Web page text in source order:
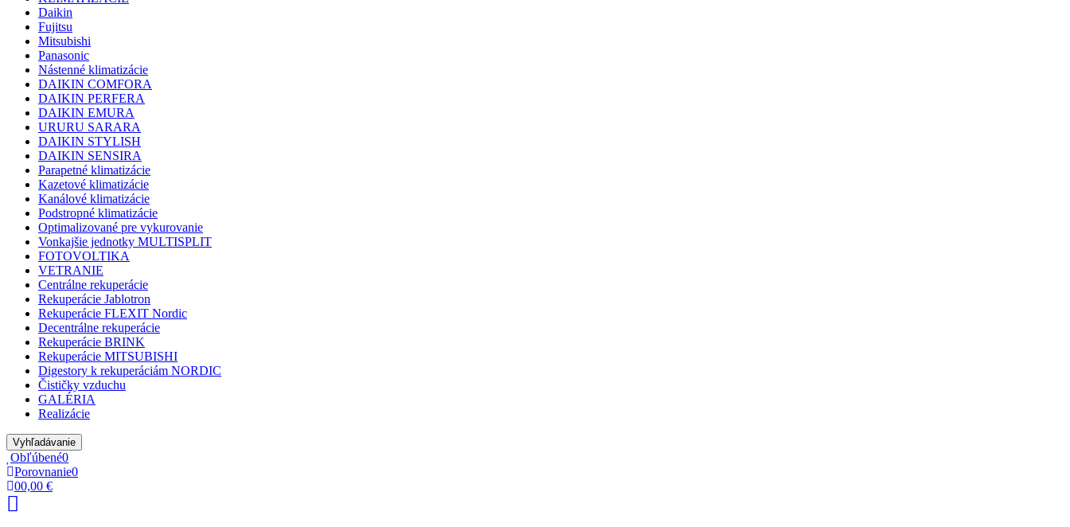
Daikin
Fujitsu
Mitsubishi
Panasonic
Nástenné klimatizácie
DAIKIN COMFORA
DAIKIN PERFERA
DAIKIN EMURA
URURU SARARA
DAIKIN STYLISH
DAIKIN SENSIRA
Parapetné klimatizácie
Kazetové klimatizácie
Kanálové klimatizácie
Podstropné klimatizácie
Optimalizované pre vykurovanie
Vonkajšie jednotky MULTISPLIT
FOTOVOLTIKA
VETRANIE
Centrálne rekuperácie
Rekuperácie Jablotron
Rekuperácie FLEXIT Nordic
Decentrálne rekuperácie
Rekuperácie BRINK
Rekuperácie MITSUBISHI
Digestory k rekuperáciám NORDIC
Čističky vzduchu
GALÉRIA
Realizácie
Vyhľadávanie
Obľúbené0
Porovnanie0
00,00 €